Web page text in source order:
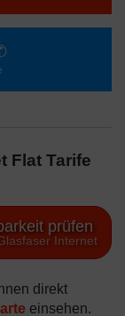
Flat Tarife
prüfen
Internet
direkt
einsehen.